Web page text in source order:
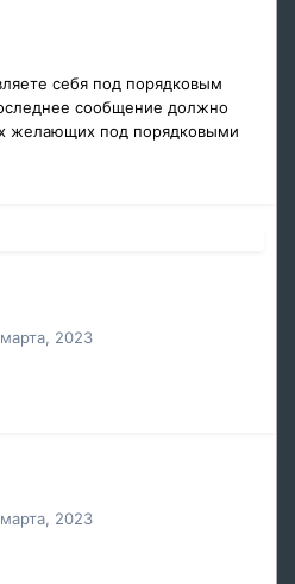
себя под порядковым
сообщение должно
желающих под порядковыми
2023
2023